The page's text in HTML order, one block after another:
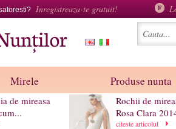
Inregistreaza-te gratuit!
Mirele Produse nunta
de mireasa
Rochii de
Rosa Clara
citeste articolul